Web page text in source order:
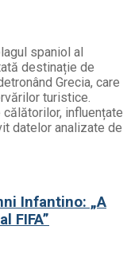
spaniol al
destinație de
Grecia, care
turistice.
influențate
datelor analizate de
Infantino: „A
FIFA”